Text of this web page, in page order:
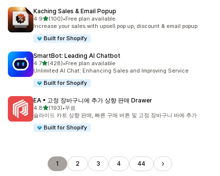
Kaching Sales & Email Popup
4.9별 5개 중
(100)
총 리뷰 100개
•Free plan available
Increase your sales with upsell pop up, discount & email popup
Built for Shopify
SmartBot: Leading AI Chatbot
4.7별 5개 중
(428)
총 리뷰 428개
•Free plan available
Unlimited AI Chat: Enhancing Sales and Improving Service
Built for Shopify
EA • 고정 장바구니에 추가 상향 판매 Drawer
4.8별 5개 중
(193)
총 리뷰 193개
•무료
슬라이드 카트 상향 판매, 빠른 구매 버튼 및 고정 장바구니 바에 추가
Built for Shopify
1 2 3 4 44